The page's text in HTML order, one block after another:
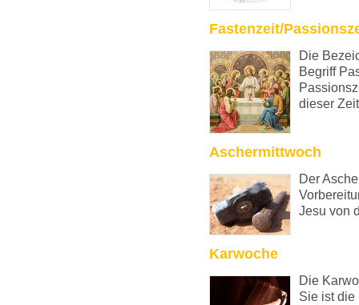
Fastenzeit/
Die
Begriff
dieser
Aschermittwoch
Der
Jesu von
Karwoche
Die
Sie ist die